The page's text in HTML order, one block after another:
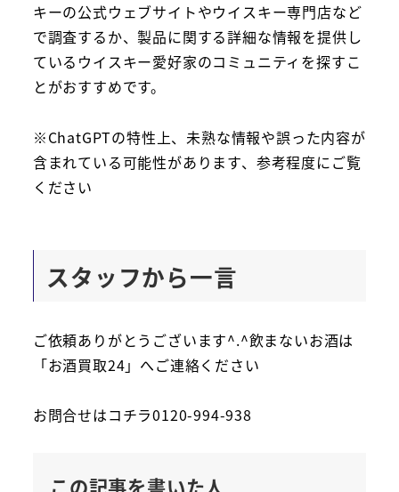
キーの公式ウェブサイトやウイスキー専門店など
で調査するか、製品に関する詳細な情報を提供し
ているウイスキー愛好家のコミュニティを探すこ
とがおすすめです。
※ChatGPTの特性上、未熟な情報や誤った内容が
含まれている可能性があります、参考程度にご覧
ください
スタッフから一言
ご依頼ありがとうございます^.^飲まないお酒は
「お酒買取24」へご連絡ください
お問合せはコチラ0120-994-938